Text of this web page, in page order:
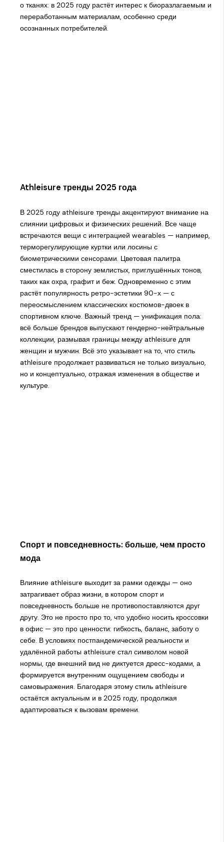
о тканях: в 2025 году растёт интерес к биоразлагаемым и
переработанным материалам, особенно среди
осознанных потребителей.
Athleisure тренды 2025 года
В 2025 году athleisure тренды акцентируют внимание на
слиянии цифровых и физических решений. Все чаще
встречаются вещи с интеграцией wearables — например,
терморегулирующие куртки или лосины с
биометрическими сенсорами. Цветовая палитра
сместилась в сторону землистых, приглушённых тонов,
таких как охра, графит и беж. Одновременно с этим
растёт популярность ретро-эстетики 90-х — с
переосмыслением классических костюмов-двоек в
спортивном ключе. Важный тренд — унификация пола:
всё больше брендов выпускают гендерно-нейтральные
коллекции, размывая границы между athleisure для
женщин и мужчин. Всё это указывает на то, что стиль
athleisure продолжает развиваться не только визуально,
но и концептуально, отражая изменения в обществе и
культуре.
Спорт и повседневность: больше, чем просто
мода
Влияние athleisure выходит за рамки одежды — оно
затрагивает образ жизни, в котором спорт и
повседневность больше не противопоставляются друг
другу. Это не просто про то, что удобно носить кроссовки
в офис — это про ценности: гибкость, баланс, заботу о
себе. В условиях постпандемической реальности и
удалённой работы athleisure стал символом новой
нормы, где внешний вид не диктуется дресс-кодами, а
формируется внутренним ощущением свободы и
самовыражения. Благодаря этому стиль athleisure
остаётся актуальным и в 2025 году, продолжая
адаптироваться к вызовам времени.